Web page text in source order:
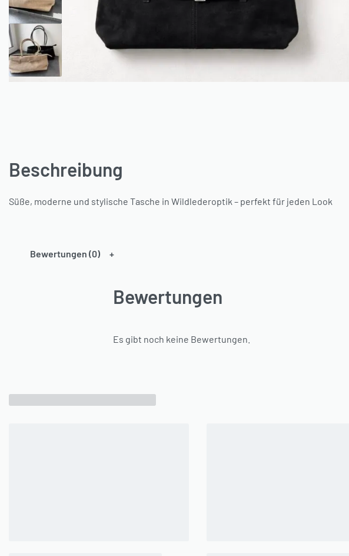
Beschreibung
Süße, moderne und stylische Tasche in Wildlederoptik – perfekt für jeden Look
Bewertungen (0)
Bewertungen
Es gibt noch keine Bewertungen.